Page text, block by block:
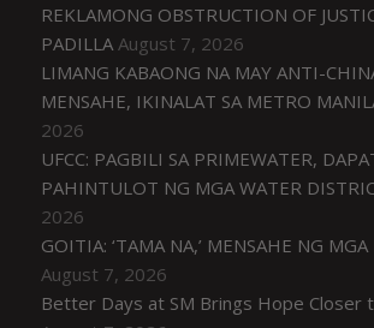
REKLAMONG OBSTRUCTION OF
PADILLA August 7, 2026
LIMANG KABAONG NA MAY ANTI-
MENSAHE, IKINALAT SA METRO
2026
UFCC: PAGBILI SA PRIMEWATER,
PAHINTULOT NG MGA WATER
2026
GOITIA: ‘TAMA NA,’ MENSAHE NG
August 7, 2026
Better Days at SM Brings Hope Closer